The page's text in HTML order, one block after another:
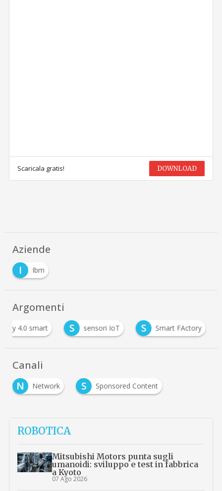
Scaricala gratis! DOWNLOAD
Aziende
I
Ibm
Argomenti
4.0 smart S sensori IoT S Smart FActory
Canali
N
Network S Sponsored Content
ROBOTICA
Mitsubishi Motors punta sugli
umanoidi: sviluppo e test in fabbrica
a Kyoto
07 Ago 2026